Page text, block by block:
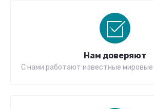
Нам доверяют
С нами работают известные